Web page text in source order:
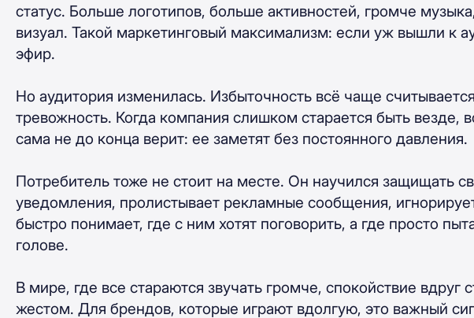
статус. Больше логотипов, больше активностей, громче
визуал. Такой маркетинговый максимализм: если уж вышли к
эфир.
Но аудитория изменилась. Избыточность всё чаще
тревожность. Когда компания слишком старается быть везде,
сама не до конца верит: ее заметят без постоянного давления.
Потребитель тоже не стоит на месте. Он научился защищать
уведомления, пролистывает рекламные сообщения,
быстро понимает, где с ним хотят поговорить, а где просто
голове.
В мире, где все стараются звучать громче, спокойствие
жестом. Для брендов, которые играют вдолгую, это важный